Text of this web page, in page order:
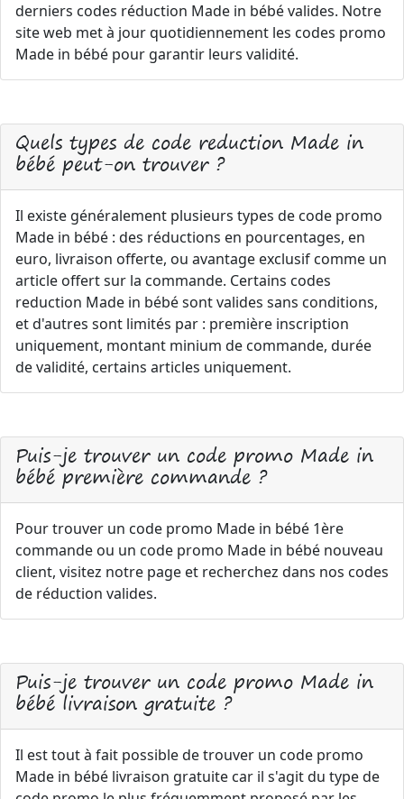
derniers codes réduction Made in bébé valides. Notre
site web met à jour quotidiennement les codes promo
Made in bébé pour garantir leurs validité.
Quels types de code reduction Made in
bébé peut-on trouver ?
Il existe généralement plusieurs types de code promo
Made in bébé : des réductions en pourcentages, en
euro, livraison offerte, ou avantage exclusif comme un
article offert sur la commande. Certains codes
reduction Made in bébé sont valides sans conditions,
et d'autres sont limités par : première inscription
uniquement, montant minium de commande, durée
de validité, certains articles uniquement.
Puis-je trouver un code promo Made in
bébé première commande ?
Pour trouver un code promo Made in bébé 1ère
commande ou un code promo Made in bébé nouveau
client, visitez notre page et recherchez dans nos codes
de réduction valides.
Puis-je trouver un code promo Made in
bébé livraison gratuite ?
Il est tout à fait possible de trouver un code promo
Made in bébé livraison gratuite car il s'agit du type de